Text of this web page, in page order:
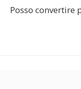
Posso convertire